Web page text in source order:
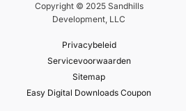
Copyright © 2025 Sandhills
Development, LLC
Privacybeleid
Servicevoorwaarden
Sitemap
Easy Digital Downloads Coupon